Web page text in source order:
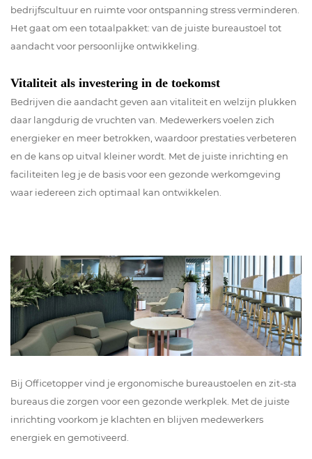
bedrijfscultuur en ruimte voor ontspanning stress verminderen.
Het gaat om een totaalpakket: van de juiste bureaustoel tot
aandacht voor persoonlijke ontwikkeling.
Vitaliteit als investering in de toekomst
Bedrijven die aandacht geven aan vitaliteit en welzijn plukken
daar langdurig de vruchten van. Medewerkers voelen zich
energieker en meer betrokken, waardoor prestaties verbeteren
en de kans op uitval kleiner wordt. Met de juiste inrichting en
faciliteiten leg je de basis voor een gezonde werkomgeving
waar iedereen zich optimaal kan ontwikkelen.
Bij Officetopper vind je ergonomische bureaustoelen en zit-sta
bureaus die zorgen voor een gezonde werkplek. Met de juiste
inrichting voorkom je klachten en blijven medewerkers
energiek en gemotiveerd.